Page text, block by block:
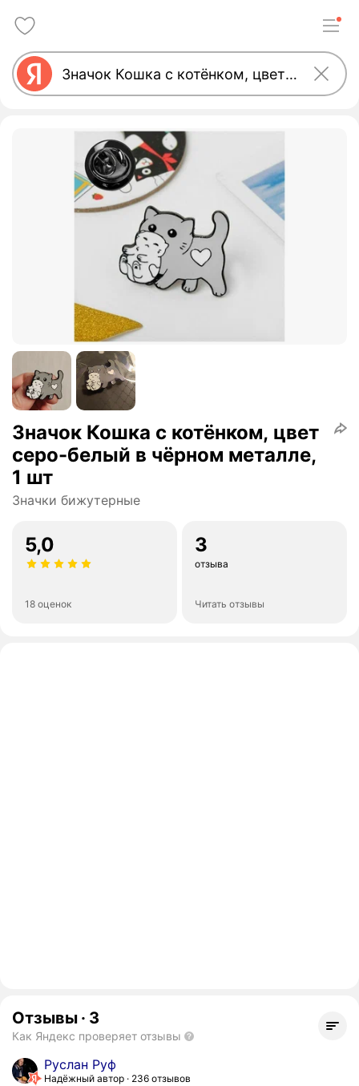
Значок Кошка с котёнком, цвет
серо-белый в чёрном металле,
1 шт
Значки бижутерные
5,0
18 оценок
3
отзыва
Читать отзывы
Отзывы · 3
Как Яндекс проверяет отзывы
Руслан Руф
Надёжный автор
236 отзывов